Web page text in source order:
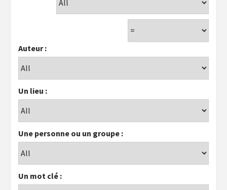
Auteur :
Un lieu :
Une personne ou un groupe :
Un mot clé :